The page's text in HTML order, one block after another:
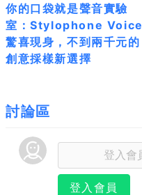
你的口袋就是聲音實驗
室：Stylophone Voice
驚喜現身，不到兩千元的
創意採樣新選擇
討論區
登入會員